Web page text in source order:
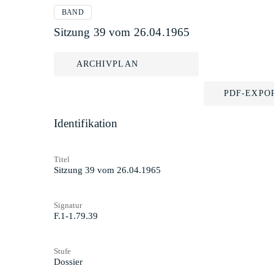
BAND
Sitzung 39 vom 26.04.1965
ARCHIVPLAN
PDF-
Identifikation
Titel
Sitzung 39 vom 26.04.1965
Signatur
F.1-1.79.39
Stufe
Dossier